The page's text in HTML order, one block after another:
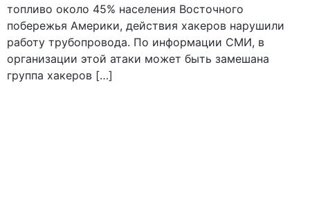
топливо около 45% населения Восточного
побережья Америки, действия хакеров нарушили
работу трубопровода. По информации СМИ, в
организации этой атаки может быть замешана
группа хакеров […]